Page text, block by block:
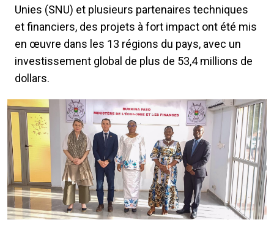
Unies (SNU) et plusieurs partenaires techniques
et financiers, des projets à fort impact ont été mis
en œuvre dans les 13 régions du pays, avec un
investissement global de plus de 53,4 millions de
dollars.